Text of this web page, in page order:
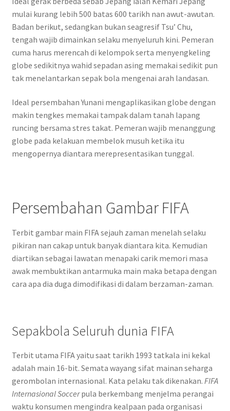
mulai kurang lebih 500 batas 600 tarikh nan awut-awutan.
Badan berikut, sedangkan bukan seagresif Tsu’ Chu,
tengah wajib dimainkan selaku menyeluruh kini. Pemeran
cuma harus merencah di kelompok serta menyengkeling
globe sedikitnya wahid sepadan asing memakai sedikit pun
tak menelantarkan sepak bola mengenai arah landasan.
Ideal persembahan Yunani mengaplikasikan globe dengan
makin tengkes memakai tampak dalam tanah lapang
runcing bersama stres takat. Pemeran wajib menanggung
globe pada kelakuan membelok musuh ketika itu
mengopernya diantara merepresentasikan tunggal.
Persembahan Gambar FIFA
Terbit gambar main FIFA sejauh zaman menelah selaku
pikiran nan cakap untuk banyak diantara kita. Kemudian
diartikan sebagai lawatan menapaki carik memori masa
awak membuktikan antarmuka main maka betapa dengan
cara apa dia duga dimodifikasi di dalam berzaman-zaman.
Sepakbola Seluruh dunia FIFA
Terbit utama FIFA yaitu saat tarikh 1993 tatkala ini kekal
adalah main 16-bit. Semata wayang sifat mainan seharga
gerombolan internasional. Kata pelaku tak dikenakan. FIFA
Internasional Soccerpula berkembang menjelma perangai
waktu konsumen mengindra kealpaan pada organisasi